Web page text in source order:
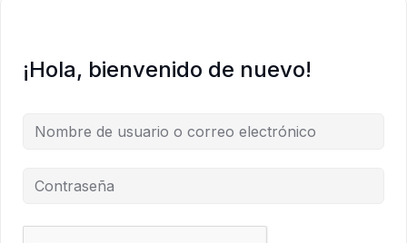
¡Hola, bienvenido de nuevo!